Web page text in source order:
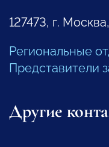
127473, г.
Региональные
Представители
Другие